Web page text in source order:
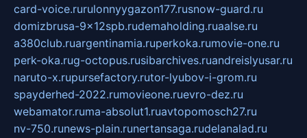
card-voice.rurulonnyygazon177.rusnow-guard.ru
domizbrusa-9x12spb.rudemaholding.ruaalse.ru
a380club.ruargentinamia.ruperkoka.rumovie-one.ru
perk-oka.rug-octopus.rusibarchives.ruandreislyusar.ru
naruto-x.rupursefactory.rutor-lyubov-i-grom.ru
spayderhed-2022.rumovieone.ruevro-dez.ru
webamator.ruma-absolut1.ruavtopomosch27.ru
nv-750.runews-plain.runertansaga.rudelanalad.ru